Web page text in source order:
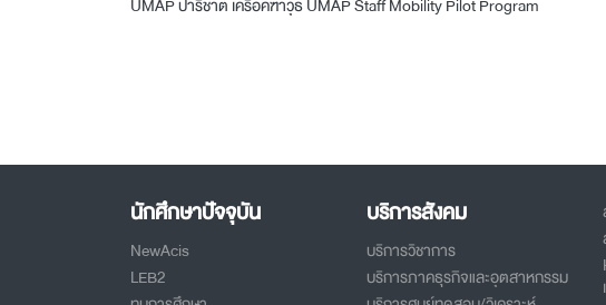
UMAPปาริชาต เครือคฑาวุธUMAP Staff Mobility Pilot Program
นักศึกษาปัจจุบัน
NewAcis
LEB2
บริการสังคม
บริการวิชาการ
บริการภาคธุรกิจและอุตสาหกรรม